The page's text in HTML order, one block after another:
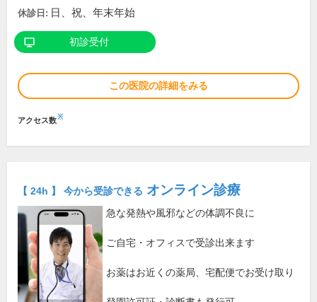
休診日: 日、祝、年末年始
初診受付
この医院の詳細をみる
アクセス数※
【 24h 】 今から受診できる オンライン診療
急な発熱や風邪などの体調不良に
ご自宅・オフィスで受診出来ます
お薬はお近くの薬局、宅配便でお受け取り